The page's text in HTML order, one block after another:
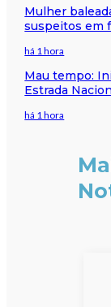
Mulher
suspeitos em
há 1 hora
Mau tempo:
Estrada
há 1 hora